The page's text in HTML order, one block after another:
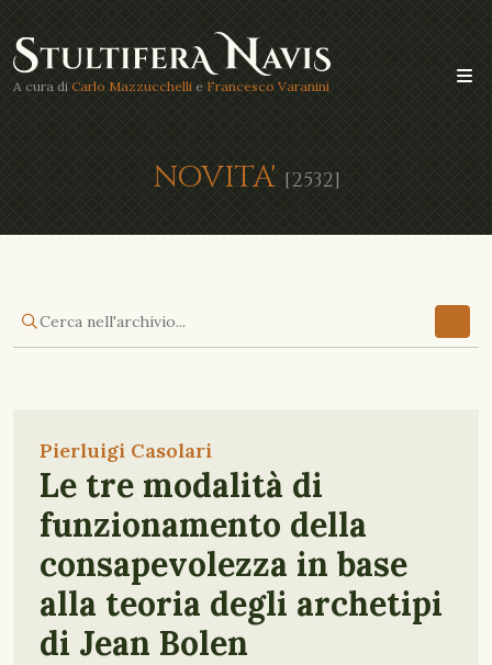
A cura di Carlo Mazzucchelli e Francesco Varanini
NOVITA' [2532]
Pierluigi Casolari
Le tre modalità di
funzionamento della
consapevolezza in base
alla teoria degli archetipi
di Jean Bolen